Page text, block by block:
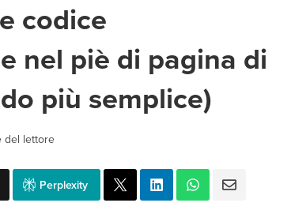
codice
nel piè di pagina di
più semplice)
del lettore
Perplexity